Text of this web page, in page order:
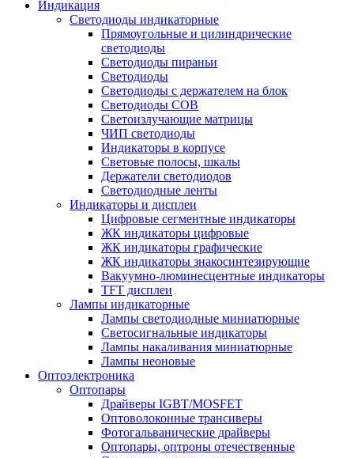
Индикация
Светодиоды индикаторные
Прямоугольные и цилиндрические
светодиоды
Светодиоды пираньи
Светодиоды
Светодиоды с держателем на блок
Светодиоды COB
Светоизлучающие матрицы
ЧИП светодиоды
Индикаторы в корпусе
Световые полосы, шкалы
Держатели светодиодов
Светодиодные ленты
Индикаторы и дисплеи
Цифровые сегментные индикаторы
ЖК индикаторы цифровые
ЖК индикаторы графические
ЖК индикаторы знакосинтезирующие
Вакуумно-люминесцентные индикаторы
TFT дисплеи
Лампы индикаторные
Лампы светодиодные миниатюрные
Светосигнальные индикаторы
Лампы накаливания миниатюрные
Лампы неоновые
Оптоэлектроника
Оптопары
Драйверы IGBT/MOSFET
Оптоволоконные трансиверы
Фотогальванические драйверы
Оптопары, оптроны отечественные